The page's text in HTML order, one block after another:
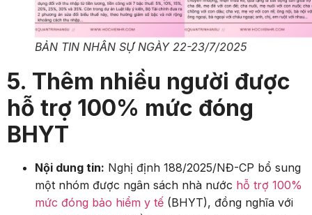
BẢN TIN NHÂN SỰ NGÀY 22-23/7/2025
5. Thêm nhiều người được
hỗ trợ 100% mức đóng
BHYT
Nội dung tin: Nghị định 188/2025/NĐ-CP bổ sung
một nhóm được ngân sách nhà nước hỗ trợ 100%
mức đóng bảo hiểm y tế (BHYT), đồng nghĩa với